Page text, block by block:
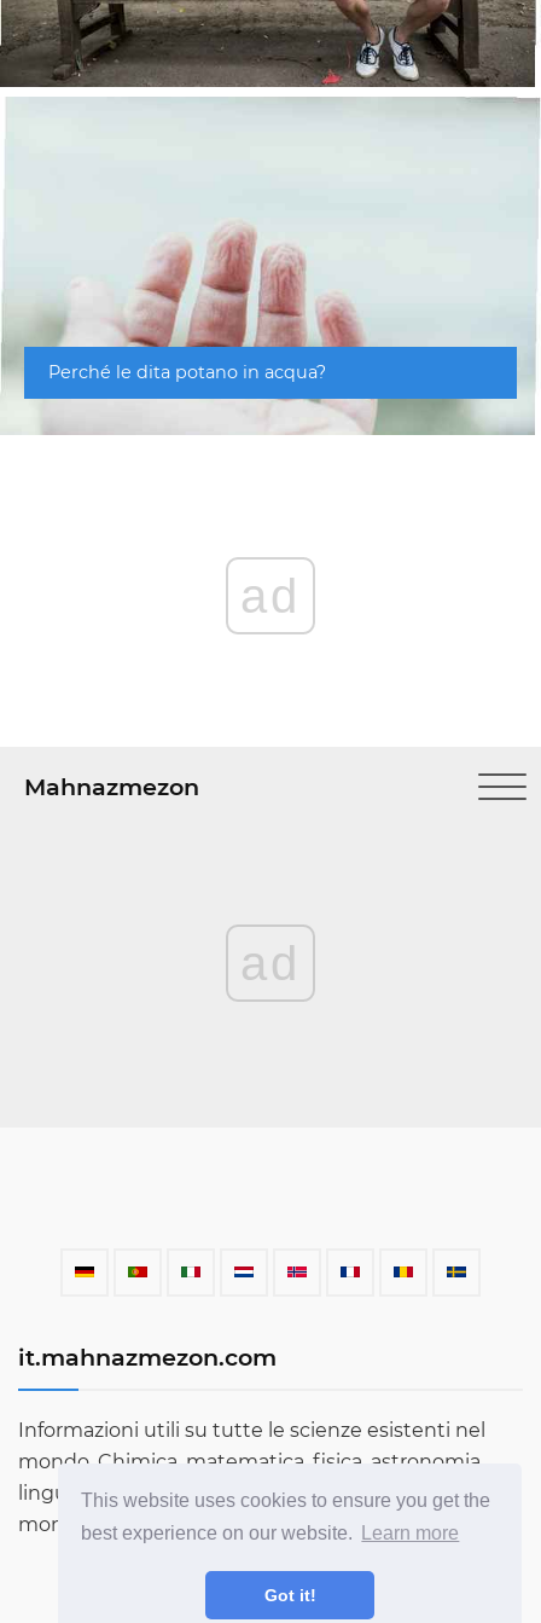
This website uses cookies to ensure you get the
best experience on our website.
Learn more
Got it!
Perché le dita potano in acqua?
ad
Mahnazmezon
ad
it.mahnazmezon.com
Informazioni utili su tutte le scienze esistenti nel
mondo. Chimica, matematica, fisica, astronomia,
lingue, letteratura e molto altro. Scopri di più sul
mondo attraverso il nostro blog!